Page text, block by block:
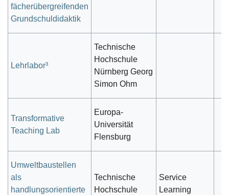
fächerübergreifenden
Grundschuldidaktik
Lehrlabor³
Technische
Hochschule
Nürnberg Georg
Simon Ohm
Transformative
Teaching Lab
Europa-
Universität
Flensburg
Umweltbaustellen
als
handlungsorientierte
Technische
Hochschule
Service
Learning